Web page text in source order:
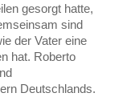
gesorgt hatte,
sind
der Vater eine
hat. Roberto
Deutschlands.